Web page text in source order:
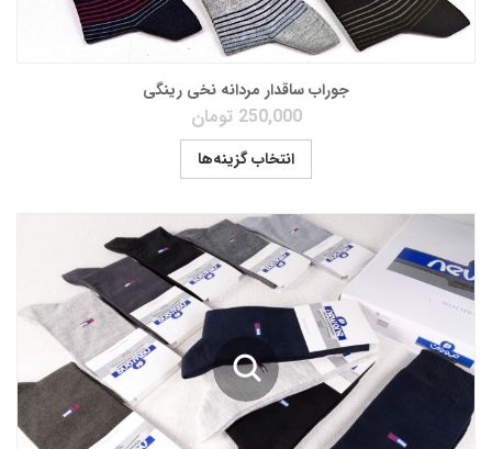
جوراب ساقدار مردانه نخی رینگی
250,000 تومان
انتخاب گزینه‌ها